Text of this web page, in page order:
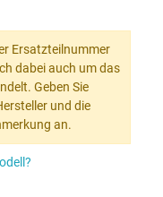
Ersatzteilnummer
dabei auch um das
Geben Sie
und die
an.